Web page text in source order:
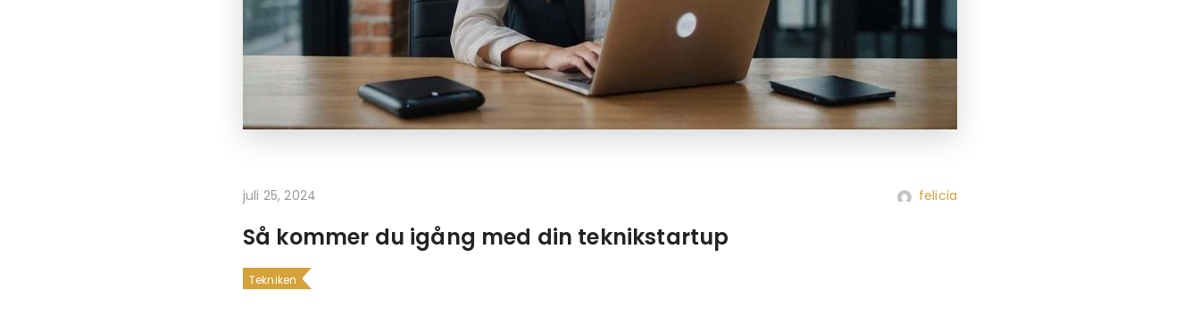
juli 25, 2024 felicia
Så kommer du igång med din teknikstartup
Tekniken